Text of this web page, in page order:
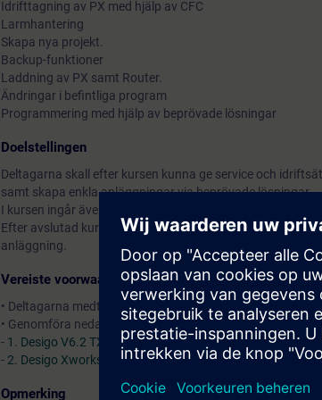
Idrifttagning av PX med hjälp av CFC
Larmhantering
Skapa nya projekt.
Backup-funktioner
Laddning av PX samt Router.
Ändringar i befintliga program
Programmering med hjälp av beprövade lösningar
Doelstellingen
Deltagarna skall efter kursen kunna ge service och
samt skapa enkla anläggningar via beprövade lösningar.
I kursen ingår även konfigurering av PX WEBB samt
Efter avslutad kurs skall färdigutbildning ske genom att
anläggning.
Vereiste voorwaarden
• Deltagarna medtager bärbar dator med specificerade
• Genomföra nedan utbildningar inför kursen
- 1. Desigo V6.2 TX-I/O – Introduction
- 2. Desigo Xworks Plus V6.2 – Basics
Opmerking